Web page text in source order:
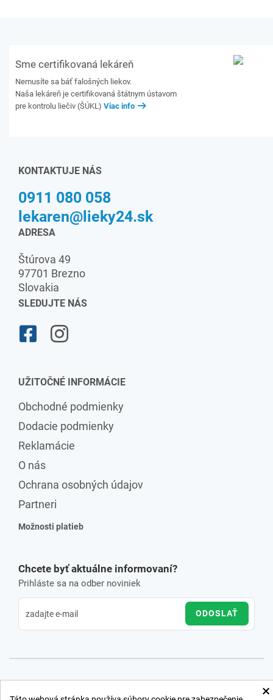
Sme certifikovaná lekáreň
Nemusíte sa báť falošných liekov.
Naša lekáreň je certifikovaná štátnym ústavom
pre kontrolu liečiv (ŠÚKL) Viac info
KONTAKTUJE NÁS
0911 080 058
lekaren@lieky24.sk
ADRESA
Štúrova 49
97701 Brezno
Slovakia
SLEDUJTE NÁS
UŽITOČNÉ INFORMÁCIE
Obchodné podmienky
Dodacie podmienky
Reklamácie
O nás
Ochrana osobných údajov
Partneri
Možnosti platieb
Chcete byť aktuálne informovaní?
Prihláste sa na odber noviniek
ODOSLAŤ
×